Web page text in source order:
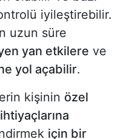
iyileştirebilir.
uzun süre
yan etkilere ve
yol açabilir.
kişinin özel
ihtiyaçlarına
için bir